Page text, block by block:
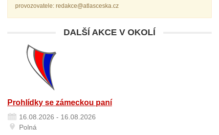
provozovatele: redakce@atlasceska.cz
DALŠÍ AKCE V OKOLÍ
Prohlídky se zámeckou paní
16.08.2026 - 16.08.2026
Polná